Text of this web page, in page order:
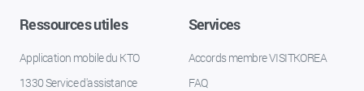
Ressources utiles
Application mobile du KTO
1330 Service d'assistance
Services
Accords membre VISITKOREA
FAQ